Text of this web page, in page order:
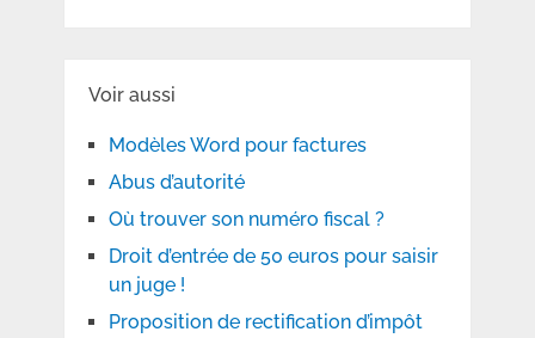
Voir aussi
Modèles Word pour factures
Abus d’autorité
Où trouver son numéro fiscal ?
Droit d’entrée de 50 euros pour saisir
un juge !
Proposition de rectification d’impôt